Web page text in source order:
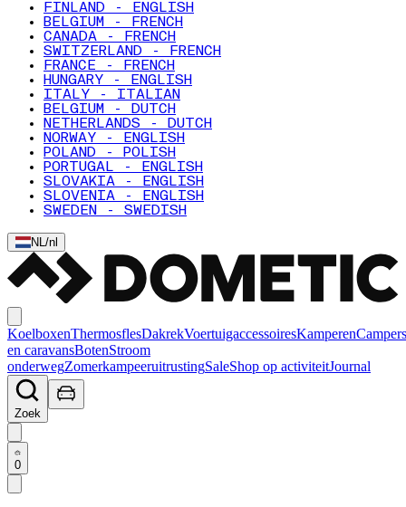
FINLAND - ENGLISH
BELGIUM - FRENCH
CANADA - FRENCH
SWITZERLAND - FRENCH
FRANCE - FRENCH
HUNGARY - ENGLISH
ITALY - ITALIAN
BELGIUM - DUTCH
NETHERLANDS - DUTCH
NORWAY - ENGLISH
POLAND - POLISH
PORTUGAL - ENGLISH
SLOVAKIA - ENGLISH
SLOVENIA - ENGLISH
SWEDEN - SWEDISH
NL/nl
KoelboxenThermosflesDakrekVoertuigaccessoiresKamperenCampers
en caravansBotenStroom
onderwegZomerkampeeruitrustingSaleShop op activiteitJournal
Zoek
0